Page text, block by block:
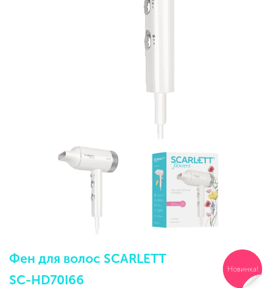
Фен для волос SCARLETT
SC-HD70I66
Новинка!